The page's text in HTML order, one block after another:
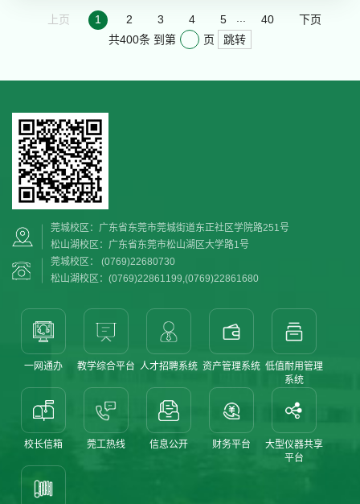
上页 1 2 3 4 5 40
下页
共400条 到第 页 跳转
莞城校区：广东省东莞市莞城街道东正社区学院路251号
松山湖校区：广东省东莞市松山湖区大学路1号
莞城校区： (0769)22680730
松山湖校区：(0769)22861199,(0769)22861680
一网通办 教学综合平台 人才招聘系统 资产管理系统 低值耐用管理
系统
校长信箱 莞工热线 信息公开 财务平台
大型仪器共享
平台